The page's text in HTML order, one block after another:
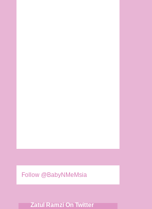
Follow @BabyNMeMsia
Zatul Ramzi On Twitter